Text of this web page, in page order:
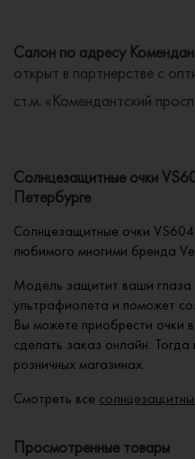
Салон по адресу
открыт в партнерстве с
ст.м. «Комендантский
Солнцезащитные очки
Петербурге
Солнцезащитные очки
любимого многими бренда
Модель защитит ваши глаза
ультрафиолета и поможет
Вы можете приобрести очки
сделать заказ онлайн.
розничных магазинах.
Смотреть все
Просмотренные товары